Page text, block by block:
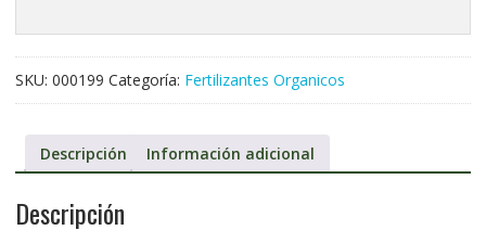
SKU: 000199 Categoría: Fertilizantes Organicos
Descripción Información adicional
Descripción